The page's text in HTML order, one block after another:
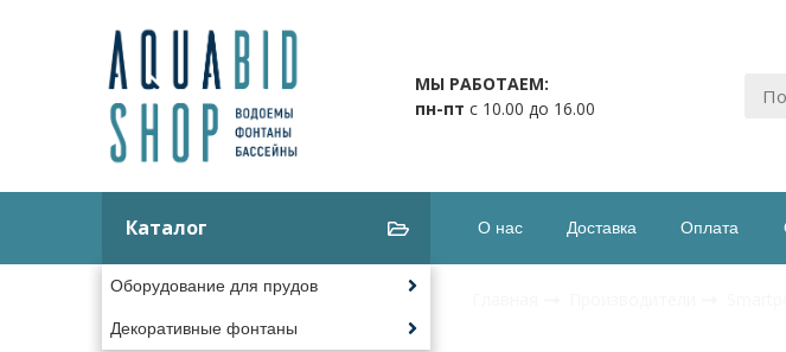
МЫ РАБОТАЕМ:
пн-пт с 10.00 до 16.00
Каталог О нас Доставка Оплата
Оборудование для прудов
Декоративные фонтаны